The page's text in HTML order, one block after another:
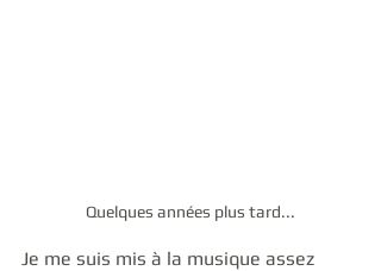
Quelques années plus tard...
Je me suis mis à la musique assez